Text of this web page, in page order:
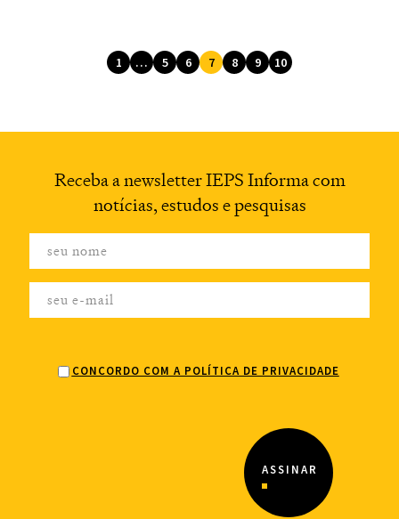
1 … 5 6 7 8 9 10
Receba a newsletterIEPS Informa com
notícias, estudos e pesquisas
CONCORDO COM A POLÍTICA DE PRIVACIDADE